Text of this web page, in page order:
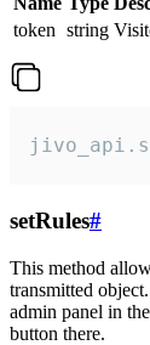
token string
setRules#
This method
transmitted
admin panel in
button there.